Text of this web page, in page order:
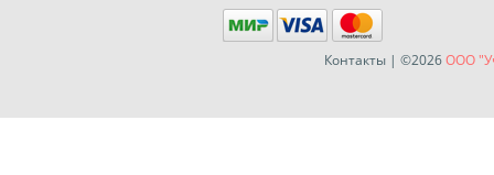
Контакты | ©2026ООО